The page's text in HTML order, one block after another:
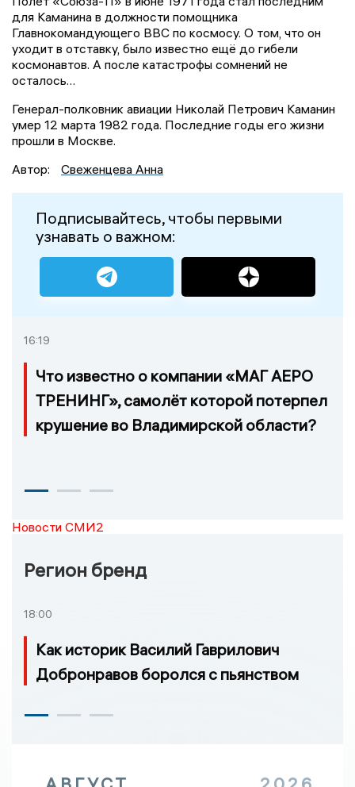
для Каманина в должности помощника
Главнокомандующего ВВС по космосу. О том, что он
уходит в отставку, было известно ещё до гибели
космонавтов. А после катастрофы сомнений не
осталось…
Генерал-полковник авиации Николай Петрович Каманин
умер 12 марта 1982 года. Последние годы его жизни
прошли в Москве.
Автор:
Свеженцева Анна
Подписывайтесь, чтобы первыми
узнавать о важном:
16:19
Что известно о компании «МАГ АЕРО
ТРЕНИНГ», самолёт которой потерпел
крушение во Владимирской области?
Новости СМИ2
Регион бренд
18:00
Как историк Василий Гаврилович
Добронравов боролся с пьянством